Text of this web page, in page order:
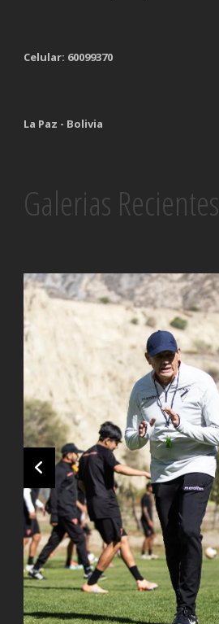
Celular: 60099370
La Paz - Bolivia
Galerias Recientes